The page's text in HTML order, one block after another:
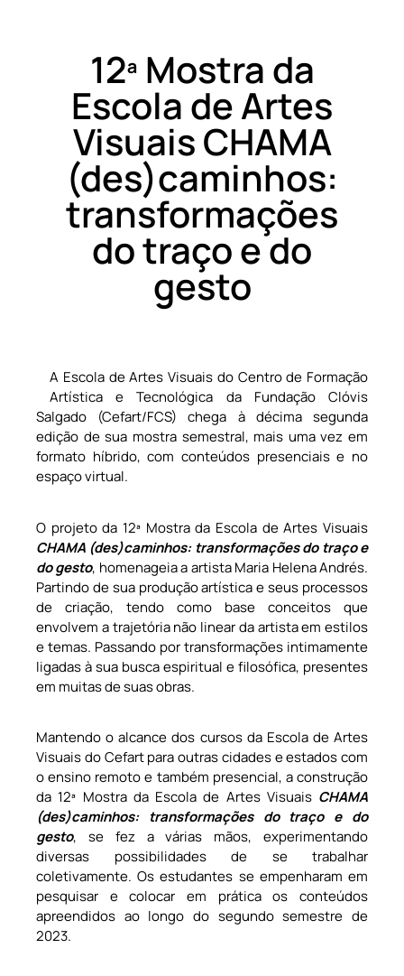
12ª Mostra da
Escola de Artes
Visuais CHAMA
(des)caminhos:
transformações
do traço e do
gesto
A Escola de Artes Visuais do Centro de Formação
Artística e Tecnológica da Fundação Clóvis
Salgado (Cefart/FCS) chega à décima segunda
edição de sua mostra semestral, mais uma vez em
formato híbrido, com conteúdos presenciais e no
espaço virtual.
O projeto da 12ª Mostra da Escola de Artes Visuais
CHAMA (des)caminhos: transformações do traço e
do gesto, homenageia a artista Maria Helena Andrés.
Partindo de sua produção artística e seus processos
de criação, tendo como base conceitos que
envolvem a trajetória não linear da artista em estilos
e temas. Passando por transformações intimamente
ligadas à sua busca espiritual e filosófica, presentes
em muitas de suas obras.
Mantendo o alcance dos cursos da Escola de Artes
Visuais do Cefart para outras cidades e estados com
o ensino remoto e também presencial, a construção
da 12ª Mostra da Escola de Artes Visuais CHAMA
(des)caminhos: transformações do traço e do
gesto, se fez a várias mãos, experimentando
diversas possibilidades de se trabalhar
coletivamente. Os estudantes se empenharam em
pesquisar e colocar em prática os conteúdos
apreendidos ao longo do segundo semestre de
2023.